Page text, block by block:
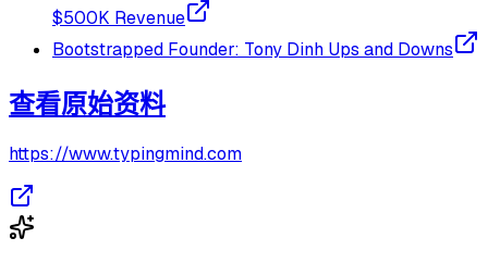
$500K Revenue
Bootstrapped Founder: Tony Dinh Ups and Downs
查看原始资料
https://www.typingmind.com